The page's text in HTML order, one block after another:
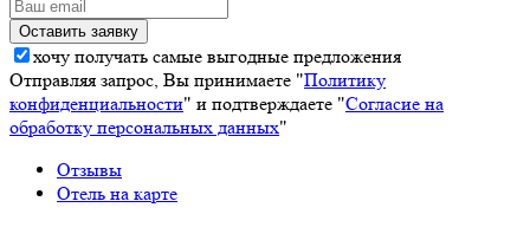
хочу получать самые выгодные предложения
Отправляя запрос, Вы принимаете "Политику
конфиденциальности" и подтверждаете "Согласие на
обработку персональных данных"
Отзывы
Отель на карте